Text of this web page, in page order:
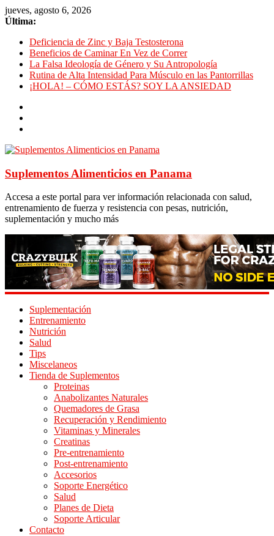
jueves, agosto 6, 2026
Última:
Deficiencia de Zinc y Baja Testosterona
Beneficios de Caminar En Vez de Correr
La Falsa Ideología de Género y Su Antropología
Rutina de Alta Intensidad Para Músculo en las Pantorrillas
¡HOLA! – CÓMO ESTÁS? SOY LA ANSIEDAD
Suplementos Alimenticios en Panama
Accesa a este portal para ver información relacionada con salud,
entrenamiento de fuerza y resistencia con pesas, nutrición,
suplementación y mucho más
Suplementación
Entrenamiento
Nutrición
Salud
Tips
Miscelaneos
Tienda de Suplementos
Proteinas
Anabolizantes Naturales
Quemadores de Grasa
Recuperación y Rendimiento
Vitaminas y Minerales
Creatinas
Pre-entrenamiento
Post-entrenamiento
Accesorios
Soporte Energético
Salud
Planes de Dieta
Soporte Articular
Contacto